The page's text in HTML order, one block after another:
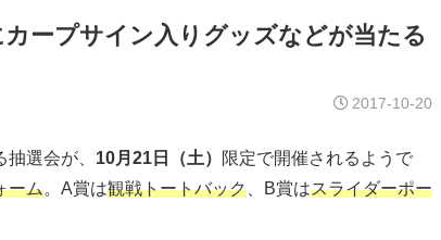
ープサイン入りグッズなどが当たる
2017-10-20
選会が、 10月21日（土）
限定で開催されるようで
ーム。A賞は観戦トートバック 、B賞はスライダーポー